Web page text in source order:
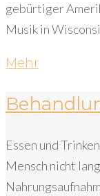
gebürtiger
Musik in
Mehr
Essen und
Mensch nicht